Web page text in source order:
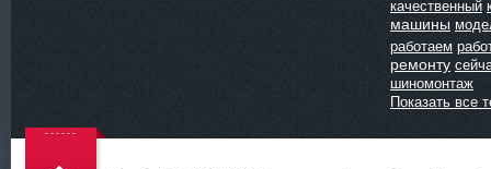
качественный
машины
работаем
ремонту
шиномонтаж
Показать все